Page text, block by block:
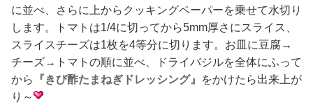
に並べ、さらに上からクッキングペーパーを乗せて水切り
します。トマトは1/4に切ってから5mm厚さにスライス、
スライスチーズは1枚を4等分に切ります。お皿に豆腐→
チーズ→トマトの順に並べ、ドライバジルを全体にふって
から
『きび酢たまねぎドレッシング』
をかけたら出来上が
り～